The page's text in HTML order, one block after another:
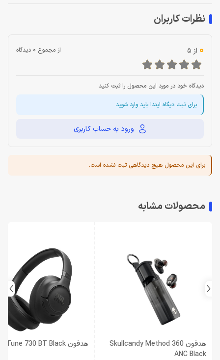
نظرات کاربران
0 از 5 از مجموع 0 دیدگاه
دیدگاه خود در مورد این محصول را ثبت کنید
برای ثبت دیگاه ایندا باید وارد شوید
ورود به حساب کاربری
برای این محصول هیچ دیدگاهی ثبت نشده است.
محصولات مشابه
هدفون Skullcandy Method 360
ANC Black
هدفون JBL Tune 730 BT Black